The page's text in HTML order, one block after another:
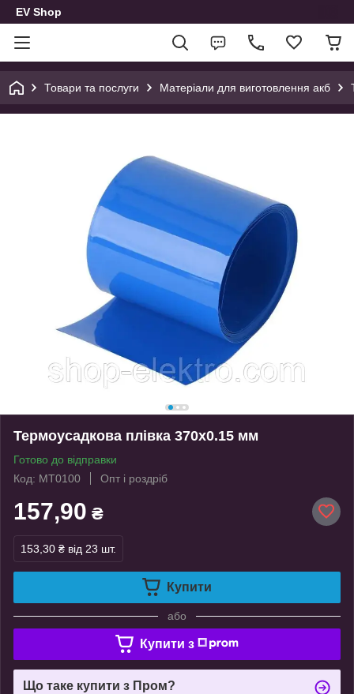
EV Shop
Товари та послуги Матеріали для виготовлення акб
Термоусадкова плівка 370х0.15 мм
Готово до відправки
Код: MT0100
Опт і роздріб
157,90 ₴
153,30 ₴ від 23 шт.
Купити
або
Купити з
Що таке купити з Пром?